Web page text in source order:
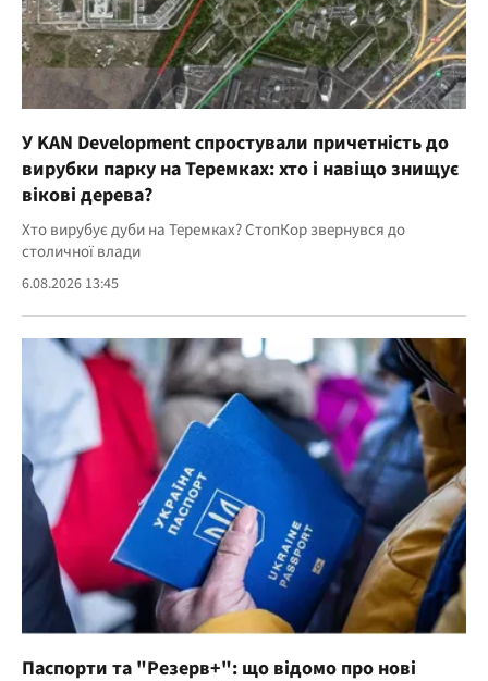
У KAN Development спростували причетність до
вирубки парку на Теремках: хто і навіщо знищує
вікові дерева?
Хто вирубує дуби на Теремках? СтопКор звернувся до
столичної влади
6.08.2026 13:45
Паспорти та "Резерв+": що відомо про нові